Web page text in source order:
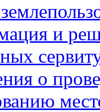
и
о